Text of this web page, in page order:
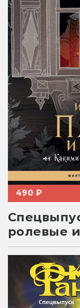
490 ₽
ролевые